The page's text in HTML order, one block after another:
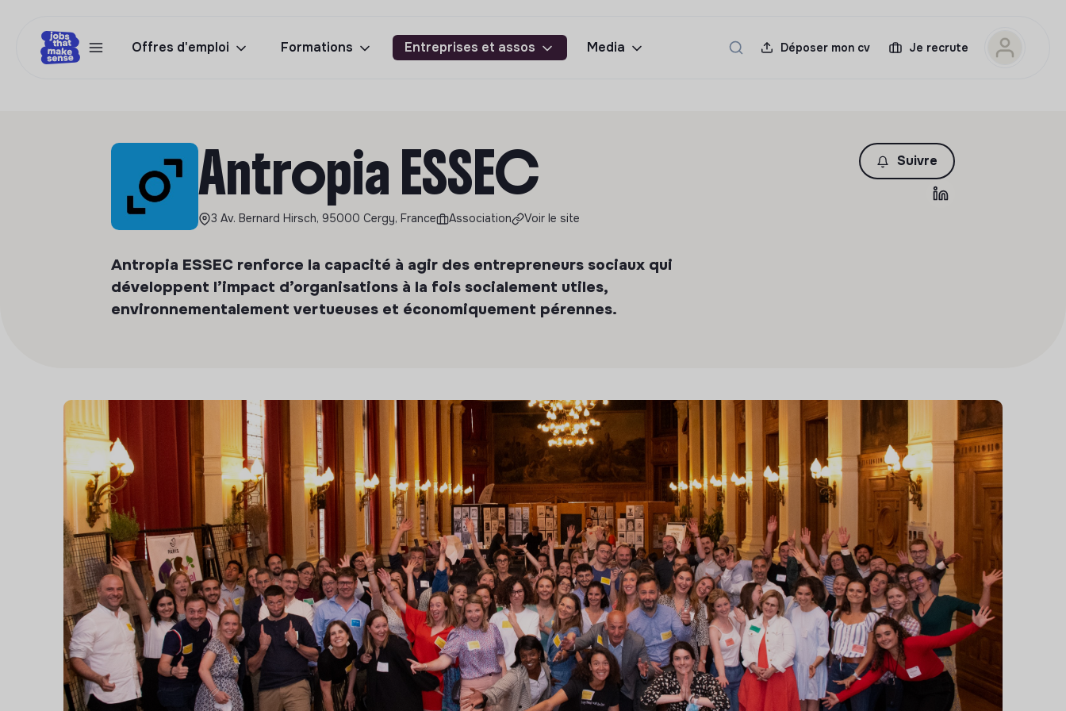
Offres d'emploi Formations Entreprises et assos Media Déposer mon cv Je recrute
Antropia ESSEC
3 Av. Bernard Hirsch, 95000 Cergy, France Association Voir le site
Suivre
Antropia ESSEC renforce la capacité à agir des entrepreneurs sociaux qui
développent l’impact d’organisations à la fois socialement utiles,
environnementalement vertueuses et économiquement pérennes.